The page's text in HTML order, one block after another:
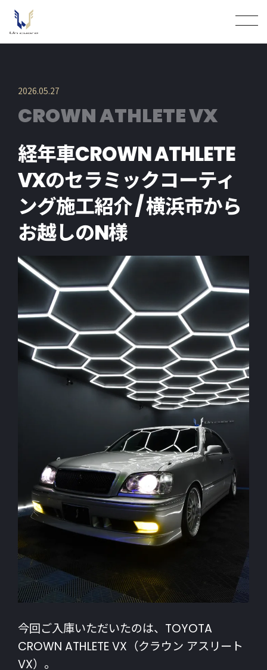
2026.05.27
CROWN ATHLETE VX
経年車CROWN ATHLETE
VXのセラミックコーティ
ング施工紹介 / 横浜市から
お越しのN様
今回ご入庫いただいたのは、TOYOTA
CROWN ATHLETE VX（クラウン アスリート
VX）。